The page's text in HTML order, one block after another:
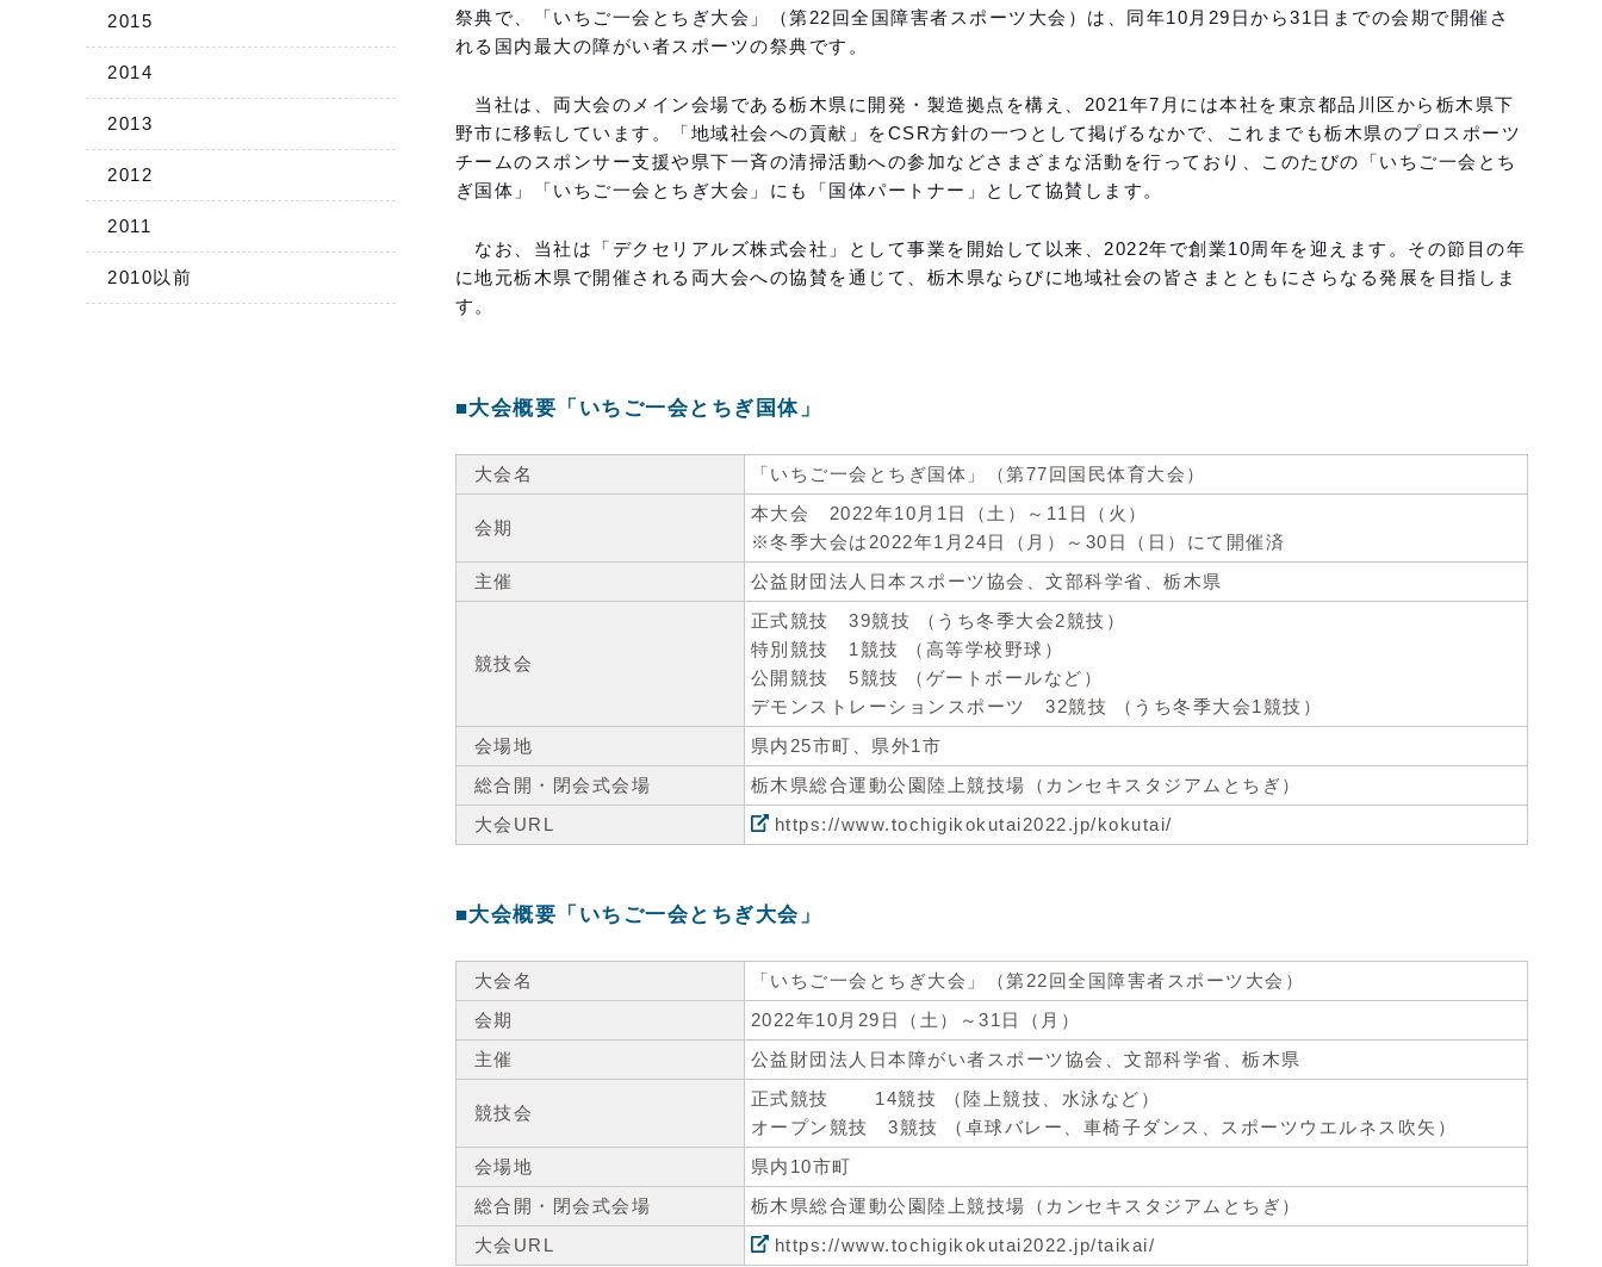
祭典で、「いちご一会とちぎ大会」（第22回全国障害者スポーツ大会）は、同年10月29日から31日までの会期で開催さ
れる国内最大の障がい者スポーツの祭典です。
当社は、両大会のメイン会場である栃木県に開発・製造拠点を構え、2021年7月には本社を東京都品川区から栃木県下
野市に移転しています。「地域社会への貢献」をCSR方針の一つとして掲げるなかで、これまでも栃木県のプロスポーツ
チームのスポンサー支援や県下一斉の清掃活動への参加などさまざまな活動を行っており、このたびの「いちご一会とち
ぎ国体」「いちご一会とちぎ大会」にも「国体パートナー」として協賛します。
なお、当社は「デクセリアルズ株式会社」として事業を開始して以来、2022年で創業10周年を迎えます。その節目の年
に地元栃木県で開催される両大会への協賛を通じて、栃木県ならびに地域社会の皆さまとともにさらなる発展を目指しま
す。
■大会概要「いちご一会とちぎ国体」
大会名 「いちご一会とちぎ国体」（第77回国民体育大会）
会期
本大会 2022年10月1日（土）～11日（火）
※冬季大会は2022年1月24日（月）～30日（日）にて開催済
主催
公益財団法人日本スポーツ協会、文部科学省、栃木県
競技会
正式競技 39競技 （うち冬季大会2競技）
特別競技 1競技 （高等学校野球）
公開競技 5競技 （ゲートボールなど）
デモンストレーションスポーツ 32競技 （うち冬季大会1競技）
会場地
県内25市町、県外1市
総合開・閉会式会場
栃木県総合運動公園陸上競技場（カンセキスタジアムとちぎ）
大会URL
https://www.tochigikokutai2022.jp/kokutai/
■大会概要「いちご一会とちぎ大会」
大会名
「いちご一会とちぎ大会」（第22回全国障害者スポーツ大会）
会期
2022年10月29日（土）～31日（月）
主催
公益財団法人日本障がい者スポーツ協会、文部科学省、栃木県
競技会
正式競技 14競技 （陸上競技、水泳など）
オープン競技 3競技 （卓球バレー、車椅子ダンス、スポーツウエルネス吹矢）
会場地
県内10市町
総合開・閉会式会場
栃木県総合運動公園陸上競技場（カンセキスタジアムとちぎ）
大会URL
https://www.tochigikokutai2022.jp/taikai/
2015
2014
2013
2012
2011
2010以前